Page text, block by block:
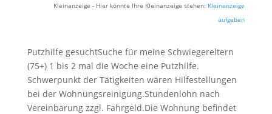
Kleinanzeige - Hier könnte Ihre Kleinanzeige stehen: Kleinanzeige
aufgeben
Putzhilfe gesuchtSuche für meine Schwiegereltern
(75+) 1 bis 2 mal die Woche eine Putzhilfe.
Schwerpunkt der Tätigkeiten wären Hilfestellungen
bei der Wohnungsreinigung.Stundenlohn nach
Vereinbarung zzgl. Fahrgeld.Die Wohnung befindet